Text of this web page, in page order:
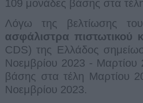
109 μονάδες βάσης στα
Λόγω της βελτίωσης
ασφάλιστρα πιστωτικού
CDS) της Ελλάδος
Νοεμβρίου 2023 -
βάσης στα τέλη Μαρτίου
Νοεμβρίου 2023.